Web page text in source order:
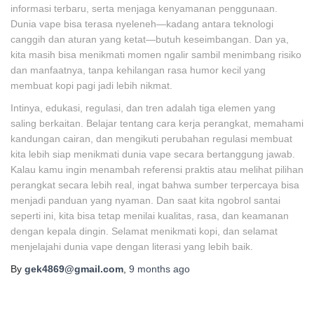
informasi terbaru, serta menjaga kenyamanan penggunaan.
Dunia vape bisa terasa nyeleneh—kadang antara teknologi
canggih dan aturan yang ketat—butuh keseimbangan. Dan ya,
kita masih bisa menikmati momen ngalir sambil menimbang risiko
dan manfaatnya, tanpa kehilangan rasa humor kecil yang
membuat kopi pagi jadi lebih nikmat.
Intinya, edukasi, regulasi, dan tren adalah tiga elemen yang
saling berkaitan. Belajar tentang cara kerja perangkat, memahami
kandungan cairan, dan mengikuti perubahan regulasi membuat
kita lebih siap menikmati dunia vape secara bertanggung jawab.
Kalau kamu ingin menambah referensi praktis atau melihat pilihan
perangkat secara lebih real, ingat bahwa sumber terpercaya bisa
menjadi panduan yang nyaman. Dan saat kita ngobrol santai
seperti ini, kita bisa tetap menilai kualitas, rasa, dan keamanan
dengan kepala dingin. Selamat menikmati kopi, dan selamat
menjelajahi dunia vape dengan literasi yang lebih baik.
By gek4869@gmail.com 9 months ago